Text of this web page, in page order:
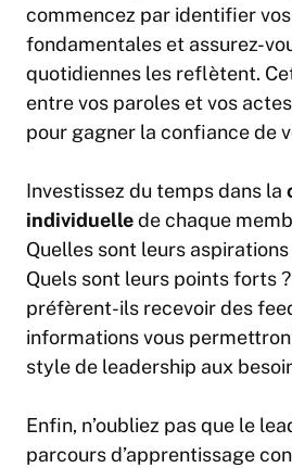
commencez par identifier
fondamentales et assurez-
quotidiennes les reflètent.
entre vos paroles et vos
pour gagner la confiance de
Investissez du temps dans la
individuellede chaque
Quelles sont leurs
Quels sont leurs points forts
préfèrent-ils recevoir des
informations vous
style de leadership aux
Enfin, n’oubliez pas que le
parcours d’apprentissage